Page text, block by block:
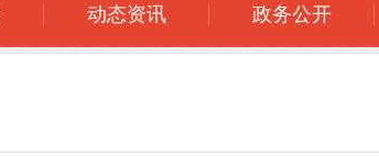
动态资讯 政务公开